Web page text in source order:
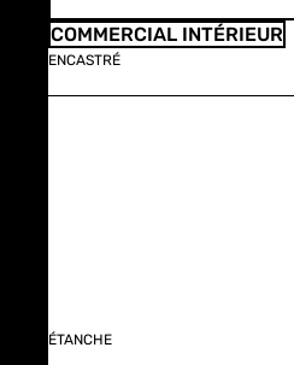
COMMERCIAL INTÉRIEUR
ENCASTRÉ
ÉTANCHE